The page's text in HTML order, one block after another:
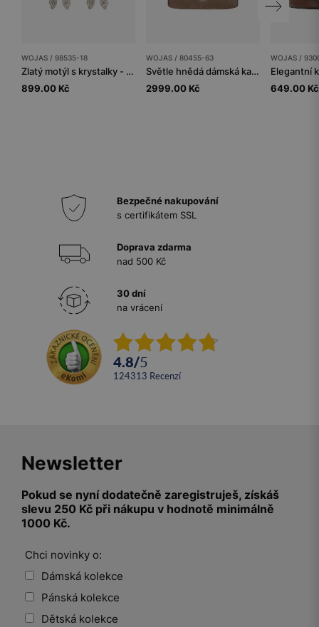
WOJAS / 98535-18
Zlatý motýl s krystalky - ozdoba na boty
899.00 Kč
WOJAS / 80455-63
Světle hnědá dámská kabelka hobo
2999.00 Kč
WOJAS /
649.00 Kč
Bezpečné nakupování
s certifikátem SSL
Doprava zdarma
nad 500 Kč
30 dní
na vrácení
4.8/5
124313 recenzí
Newsletter
Pokud se nyní dodatečně zaregistruješ, získáš
slevu 250 Kč při nákupu v hodnotě minimálně
1000 Kč.
Chci novinky o:
Dámská kolekce
Pánská kolekce
Dětská kolekce